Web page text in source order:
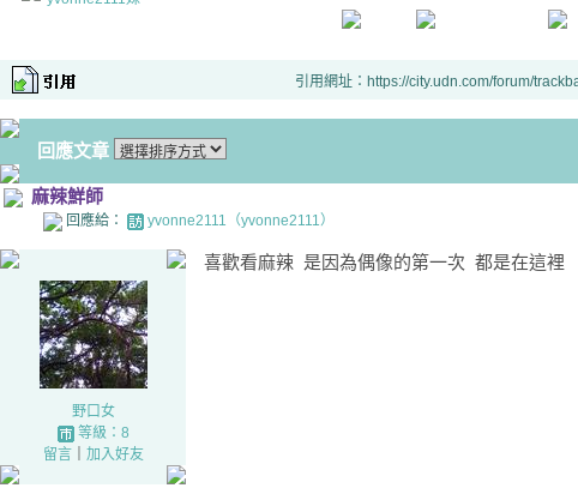
引用網址：https://city.udn.com/forum/
回應文章
麻辣鮮師
回應給： yvonne2111（yvonne2111）
野口女
等級：8
留言｜ 加入好友
喜歡看麻辣 是因為偶像的第一次 都是在這裡